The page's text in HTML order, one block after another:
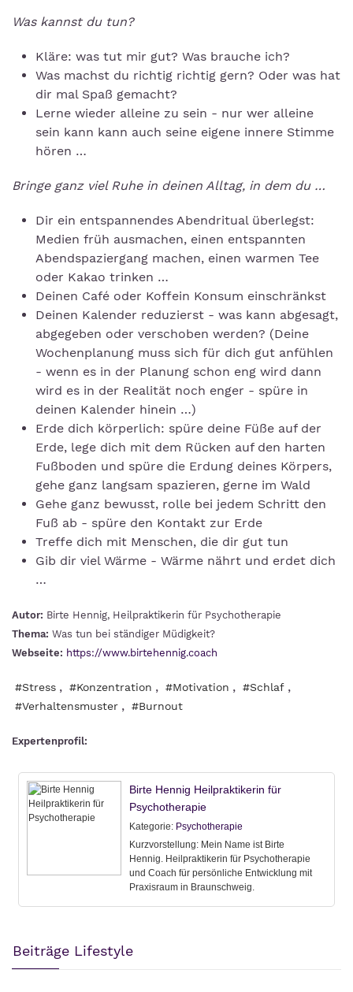
Was kannst du tun?
Kläre: was tut mir gut? Was brauche ich?
Was machst du richtig richtig gern? Oder was hat
dir mal Spaß gemacht?
Lerne wieder alleine zu sein - nur wer alleine
sein kann kann auch seine eigene innere Stimme
hören …
Bringe ganz viel Ruhe in deinen Alltag, in dem du …
Dir ein entspannendes Abendritual überlegst:
Medien früh ausmachen, einen entspannten
Abendspaziergang machen, einen warmen Tee
oder Kakao trinken …
Deinen Café oder Koffein Konsum einschränkst
Deinen Kalender reduzierst - was kann abgesagt,
abgegeben oder verschoben werden? (Deine
Wochenplanung muss sich für dich gut anfühlen
- wenn es in der Planung schon eng wird dann
wird es in der Realität noch enger - spüre in
deinen Kalender hinein …)
Erde dich körperlich: spüre deine Füße auf der
Erde, lege dich mit dem Rücken auf den harten
Fußboden und spüre die Erdung deines Körpers,
gehe ganz langsam spazieren, gerne im Wald
Gehe ganz bewusst, rolle bei jedem Schritt den
Fuß ab - spüre den Kontakt zur Erde
Treffe dich mit Menschen, die dir gut tun
Gib dir viel Wärme - Wärme nährt und erdet dich
…
Autor: Birte Hennig, Heilpraktikerin für Psychotherapie
Thema: Was tun bei ständiger Müdigkeit?
Webseite: https://www.birtehennig.coach
#Stress , #Konzentration , #Motivation , #Schlaf ,
#Verhaltensmuster , #Burnout
Expertenprofil:
Beiträge Lifestyle